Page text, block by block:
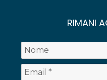
RIMANI